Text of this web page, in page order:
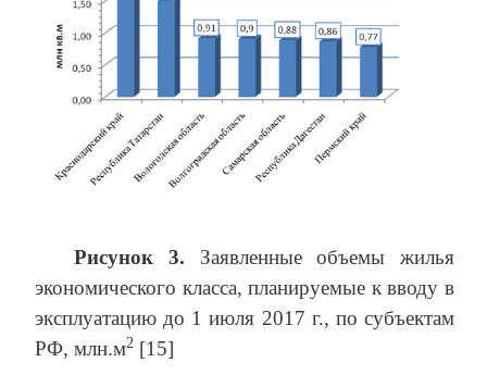
Рисунок 3. Заявленные объемы жилья
экономического класса, планируемые к вводу в
эксплуатацию до 1 июля 2017 г., по субъектам
РФ, млн.м2 [15]